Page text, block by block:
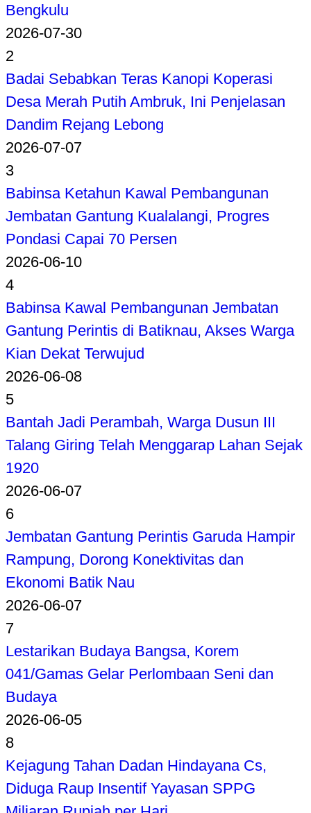
Bengkulu
2026-07-30
2
Badai Sebabkan Teras Kanopi Koperasi
Desa Merah Putih Ambruk, Ini Penjelasan
Dandim Rejang Lebong
2026-07-07
3
Babinsa Ketahun Kawal Pembangunan
Jembatan Gantung Kualalangi, Progres
Pondasi Capai 70 Persen
2026-06-10
4
Babinsa Kawal Pembangunan Jembatan
Gantung Perintis di Batiknau, Akses Warga
Kian Dekat Terwujud
2026-06-08
5
Bantah Jadi Perambah, Warga Dusun III
Talang Giring Telah Menggarap Lahan Sejak
1920
2026-06-07
6
Jembatan Gantung Perintis Garuda Hampir
Rampung, Dorong Konektivitas dan
Ekonomi Batik Nau
2026-06-07
7
Lestarikan Budaya Bangsa, Korem
041/Gamas Gelar Perlombaan Seni dan
Budaya
2026-06-05
8
Kejagung Tahan Dadan Hindayana Cs,
Diduga Raup Insentif Yayasan SPPG